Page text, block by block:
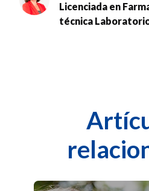
Licenciada en
técnica